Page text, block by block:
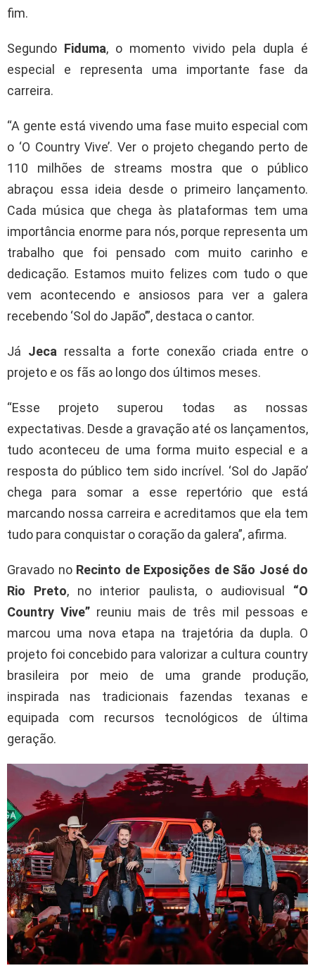
fim.
Segundo Fiduma, o momento vivido pela dupla é
especial e representa uma importante fase da
carreira.
“A gente está vivendo uma fase muito especial com
o ‘O Country Vive’. Ver o projeto chegando perto de
110 milhões de streams mostra que o público
abraçou essa ideia desde o primeiro lançamento.
Cada música que chega às plataformas tem uma
importância enorme para nós, porque representa um
trabalho que foi pensado com muito carinho e
dedicação. Estamos muito felizes com tudo o que
vem acontecendo e ansiosos para ver a galera
recebendo ‘Sol do Japão’”, destaca o cantor.
Já Jeca ressalta a forte conexão criada entre o
projeto e os fãs ao longo dos últimos meses.
“Esse projeto superou todas as nossas
expectativas. Desde a gravação até os lançamentos,
tudo aconteceu de uma forma muito especial e a
resposta do público tem sido incrível. ‘Sol do Japão’
chega para somar a esse repertório que está
marcando nossa carreira e acreditamos que ela tem
tudo para conquistar o coração da galera”, afirma.
Gravado no Recinto de Exposições de São José do
Rio Preto, no interior paulista, o audiovisual “O
Country Vive” reuniu mais de três mil pessoas e
marcou uma nova etapa na trajetória da dupla. O
projeto foi concebido para valorizar a cultura country
brasileira por meio de uma grande produção,
inspirada nas tradicionais fazendas texanas e
equipada com recursos tecnológicos de última
geração.